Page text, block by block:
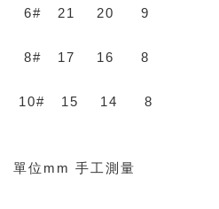
6# 21 20 9
8# 17 16 8
10# 15 14 8
單位mm 手工測量